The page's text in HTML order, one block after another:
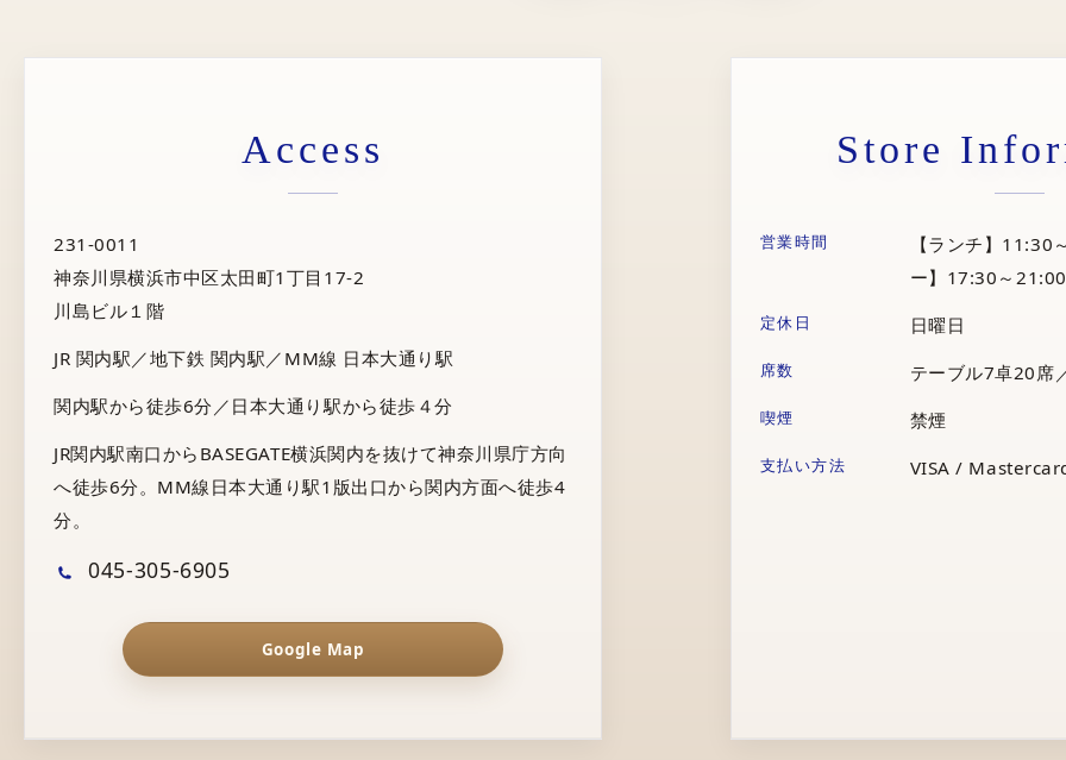
Access
231-0011
神奈川県横浜市中区太田町1丁目17-2
川島ビル１階
JR 関内駅／地下鉄 関内駅／MM線 日本大通り駅
関内駅から徒歩6分／日本大通り駅から徒歩４分
JR関内駅南口からBASEGATE横浜関内を抜けて神奈川県庁方向
へ徒歩6分。MM線日本大通り駅1版出口から関内方面へ徒歩4
分。
045-305-6905
Google Map
Store
営業時間
【ランチ】11:30
ー】17:30～
定休日 日曜日
席数 テーブル7卓20席
喫煙 禁煙
支払い方法 VISA /